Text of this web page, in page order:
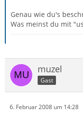
Genau wie du's
Was meinst du mit
muzel
Gast
6. Februar 2008 um 14:28